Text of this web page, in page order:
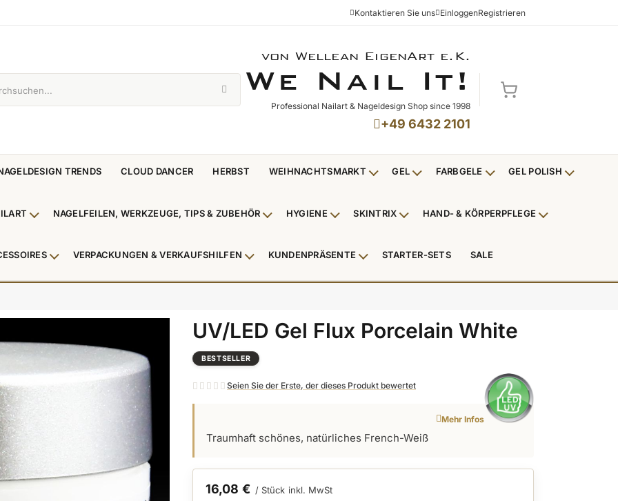
Kontaktieren Sie uns EinloggenRegistrieren
von Wellean EigenArt e.K.
WE NAIL IT!
W E N AIL I T !
Professional Nailart & Nageldesign Shop since 1998
+49 6432 2101
Mein Warenkorb
TRENDS CLOUD DANCER HERBST WEIHNACHTSMARKT Untermenü Weihnachtsmarkt anzeigen
GEL Untermenü Gel anzeigen
FARBGELE Untermenü Farbgele
GEL POLISH
Nagellack & Flüssigkeiten anzeigen
Untermenü NailArt anzeigen
NAGELFEILEN, WERKZEUGE, TIPS & ZUBEHÖR Untermenü Nagelfeilen, Werkzeuge, Tips & Zubehör anzeigen
HYGIENE Untermenü Hygiene anzeigen
SKINTRIX Untermenü Skintrix anzeigen
HAND- & KÖRPERPFLEGE Untermenü
& Zehenringe anzeigen
Untermenü Beauty Accessoires anzeigen
VERPACKUNGEN & VERKAUFSHILFEN Untermenü Verpackungen & Verkaufshilfen anzeigen
KUNDENPRÄSENTE Untermenü Kundenpräsente anzeigen
STARTER-SETS SALE
UV/LED Gel Flux Porcelain White
BESTSELLER
Seien Sie der Erste, der dieses Produkt bewertet
Mehr Infos
Traumhaft schönes, natürliches French-Weiß
16,08 € / Stück inkl. MwSt